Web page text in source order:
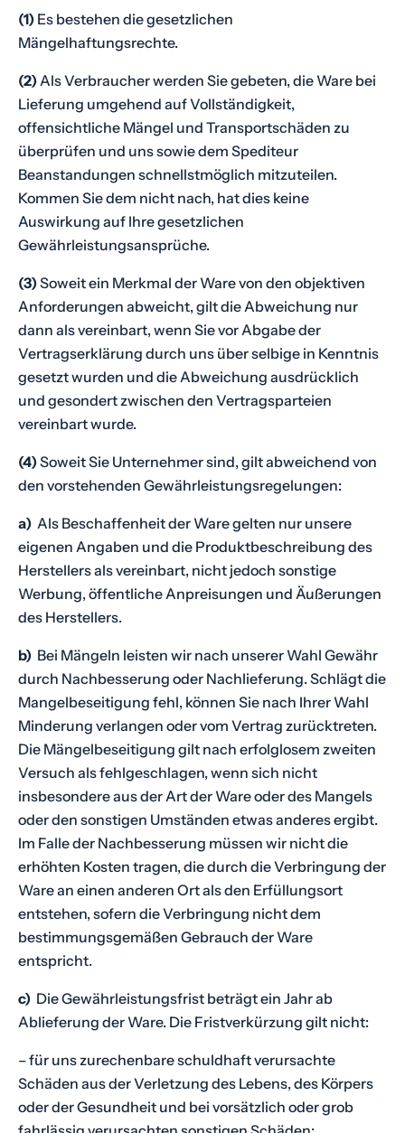
(1) Es bestehen die gesetzlichen
Mängelhaftungsrechte.
(2) Als Verbraucher werden Sie gebeten, die Ware bei
Lieferung umgehend auf Vollständigkeit,
offensichtliche Mängel und Transportschäden zu
überprüfen und uns sowie dem Spediteur
Beanstandungen schnellstmöglich mitzuteilen.
Kommen Sie dem nicht nach, hat dies keine
Auswirkung auf Ihre gesetzlichen
Gewährleistungsansprüche.
(3)Soweit ein Merkmal der Ware von den objektiven
Anforderungen abweicht, gilt die Abweichung nur
dann als vereinbart, wenn Sie vor Abgabe der
Vertragserklärung durch uns über selbige in Kenntnis
gesetzt wurden und die Abweichung ausdrücklich
und gesondert zwischen den Vertragsparteien
vereinbart wurde.
(4)Soweit Sie Unternehmer sind, gilt abweichend von
den vorstehenden Gewährleistungsregelungen:
a) Als Beschaffenheit der Ware gelten nur unsere
eigenen Angaben und die Produktbeschreibung des
Herstellers als vereinbart, nicht jedoch sonstige
Werbung, öffentliche Anpreisungen und Äußerungen
des Herstellers.
b) Bei Mängeln leisten wir nach unserer Wahl Gewähr
durch Nachbesserung oder Nachlieferung. Schlägt die
Mangelbeseitigung fehl, können Sie nach Ihrer Wahl
Minderung verlangen oder vom Vertrag zurücktreten.
Die Mängelbeseitigung gilt nach erfolglosem zweiten
Versuch als fehlgeschlagen, wenn sich nicht
insbesondere aus der Art der Ware oder des Mangels
oder den sonstigen Umständen etwas anderes ergibt.
Im Falle der Nachbesserung müssen wir nicht die
erhöhten Kosten tragen, die durch die Verbringung der
Ware an einen anderen Ort als den Erfüllungsort
entstehen, sofern die Verbringung nicht dem
bestimmungsgemäßen Gebrauch der Ware
entspricht.
c) Die Gewährleistungsfrist beträgt ein Jahr ab
Ablieferung der Ware. Die Fristverkürzung gilt nicht:
– für uns zurechenbare schuldhaft verursachte
Schäden aus der Verletzung des Lebens, des Körpers
oder der Gesundheit und bei vorsätzlich oder grob